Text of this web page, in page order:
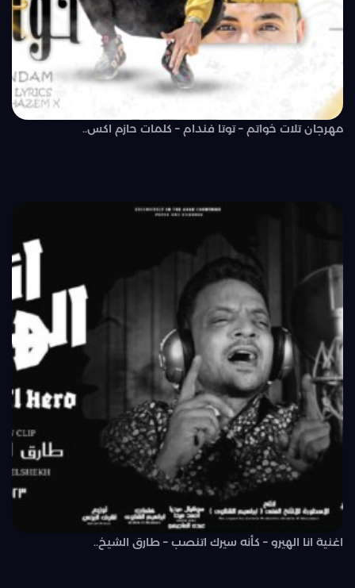
مهرجان تلات خواتم – توتا فندام – كلمات حازم اكس..
اغنية انا الهيرو – كأنه سيرك اتنصب – طارق الشيخ..